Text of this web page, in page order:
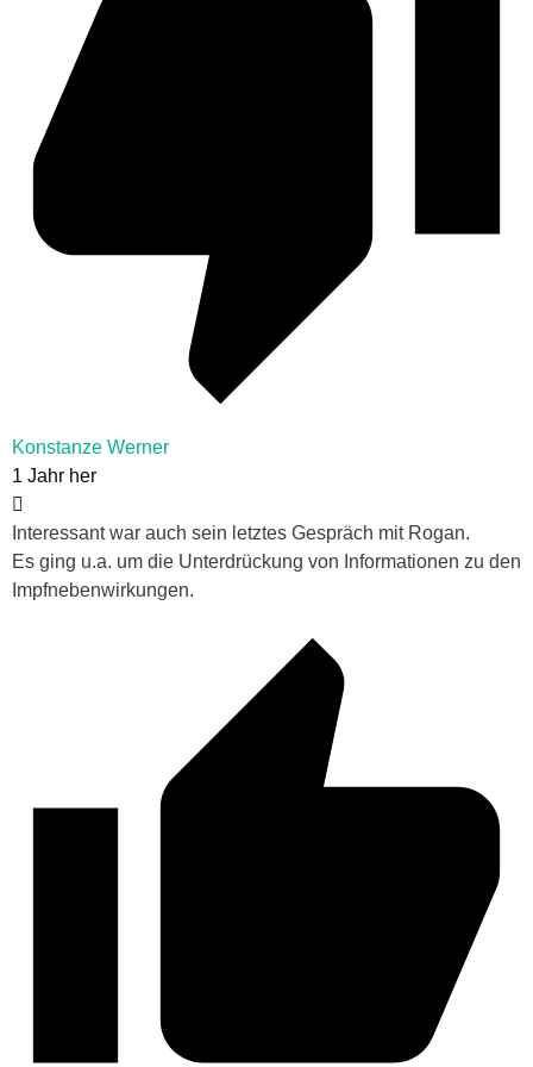
Konstanze Werner
1 Jahr her
Interessant war auch sein letztes Gespräch mit Rogan.
Es ging u.a. um die Unterdrückung von Informationen zu den
Impfnebenwirkungen.